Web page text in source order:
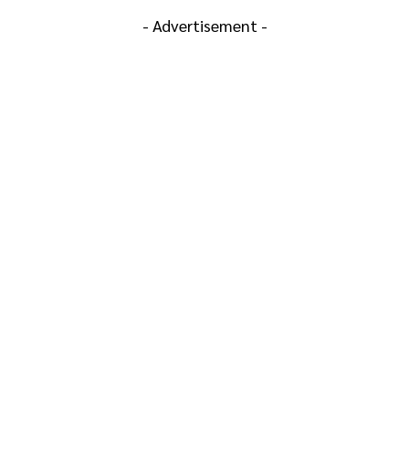
- Advertisement -